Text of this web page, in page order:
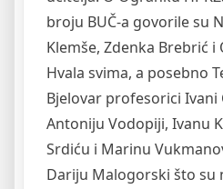
broju BUČ-a govorile su
Klemše, Zdenka Brebrić
Hvala svima, a posebno
Bjelovar profesorici Ivani
Antoniju Vodopiji, Ivanu
Srdiću i Marinu
Dariju Malogorski što su